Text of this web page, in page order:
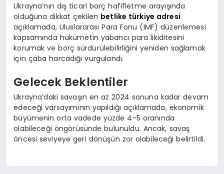
Ukrayna’nın dış ticari borç hafifletme arayışında
olduğuna dikkat çekilen betlike türkiye adresi
açıklamada, Uluslararası Para Fonu (IMF) düzenlemesi
kapsamında hükümetin yabancı para likiditesini
korumak ve borç sürdürülebilirliğini yeniden sağlamak
için çaba harcadığı vurgulandı.
Gelecek Beklentiler
Ukrayna’daki savaşın en az 2024 sonuna kadar devam
edeceği varsayımının yapıldığı açıklamada, ekonomik
büyümenin orta vadede yüzde 4-5 oranında
olabileceği öngörüsünde bulunuldu. Ancak, savaş
öncesi seviyeye geri dönüşün zor olabileceği belirtildi.